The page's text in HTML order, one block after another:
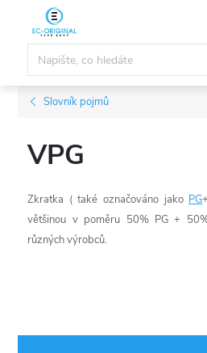
obsah
Slovník pojmů
VPG
Zkratka ( také označováno jako PG
většinou v poměru 50% PG +
různých výrobců.